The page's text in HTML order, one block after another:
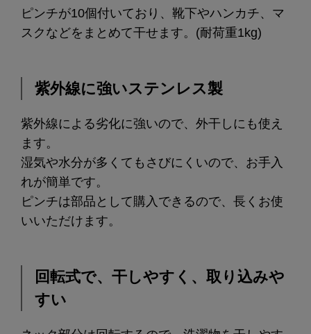
ピンチが10個付いており、靴下やハンカチ、マ
スクなどをまとめて干せます。(耐荷重1kg)
紫外線に強いステンレス製
紫外線による劣化に強いので、外干しにも使え
ます。
湿気や水分が多くてもさびにくいので、お手入
れが簡単です。
ピンチは部品として購入できるので、長くお使
いいただけます。
回転式で、干しやすく、取り込みや
すい